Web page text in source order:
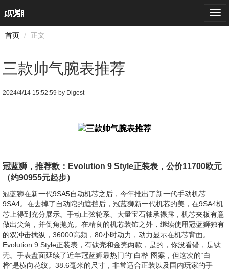
首页
正文
三款帅气腕表推荐
2024/4/14 15:52:59 by Digest
冠蓝狮，推荐款：Evolution 9 Style正装表，公价11700欧元
（约90955元起步）
冠蓝狮在新一代9SA5自动机芯之后，今年推出了新一代手动机芯
9SA4。在去掉了自动陀的遮挡后，冠蓝狮新一代机芯的美，在9SA4机
芯上得到充分展示。手动上弦轮系、大量宝石轴承裸露，机芯夹板有意
做出尖角，并倒角抛光。在精良的机芯装饰之外，继续使用冠蓝狮独有
的双冲击擒纵，36000高频，80小时动力，动力显示在机芯背面。
Evolution 9 Style正装表，有钛壳和金壳两款，是的，你没看错，是钛
壳。手表盘面延续了近年冠蓝狮最热门的“白桦”图案，但这次的“白
桦”是横向花纹。38.6毫米的尺寸，非常适合正装以及国内玩家的手